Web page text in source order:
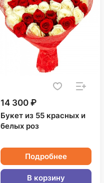
14 300 ₽
Букет из 55 красных и
белых роз
Подробнее
В корзину